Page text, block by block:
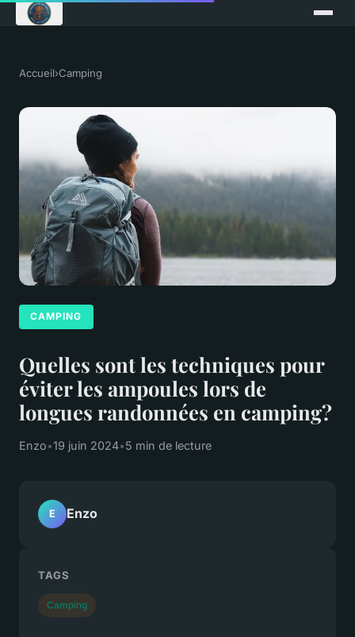
Accueil›Camping
CAMPING
Quelles sont les techniques pour
éviter les ampoules lors de
longues randonnées en camping?
Enzo•19 juin 2024•5 min de lecture
E Enzo
TAGS
Camping